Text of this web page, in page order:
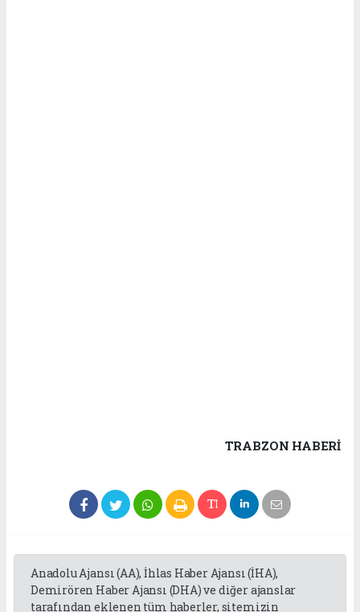
TRABZON HABERİ
Anadolu Ajansı (AA), İhlas Haber Ajansı (İHA),
Demirören Haber Ajansı (DHA) ve diğer ajanslar
tarafından eklenen tüm haberler, sitemizin